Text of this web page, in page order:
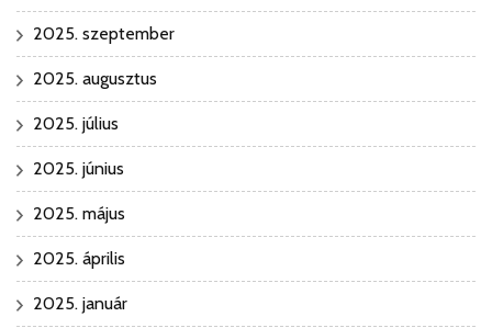
2025. szeptember
2025. augusztus
2025. július
2025. június
2025. május
2025. április
2025. január